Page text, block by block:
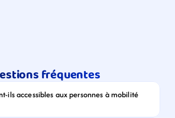
fréquentes
ils accessibles aux personnes à mobilité